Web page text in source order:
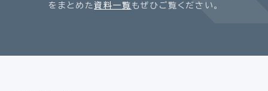
をまとめた資料一覧 もぜひご覧ください。